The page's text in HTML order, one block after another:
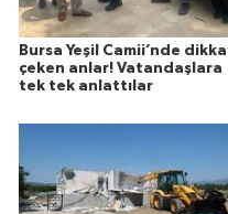
Bursa Yeşil Camii’nde
çeken anlar! Vatandaşlara
tek tek anlattılar